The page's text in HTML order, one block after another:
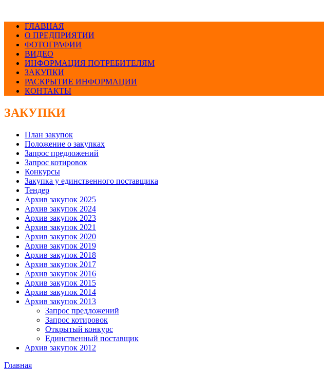
ГЛАВНАЯ
О ПРЕДПРИЯТИИ
ФОТОГРАФИИ
ВИДЕО
ИНФОРМАЦИЯ ПОТРЕБИТЕЛЯМ
ЗАКУПКИ
РАСКРЫТИЕ ИНФОРМАЦИИ
КОНТАКТЫ
ЗАКУПКИ
План закупок
Положение о закупках
Запрос предложений
Запрос котировок
Конкурсы
Закупка у единственного поставщика
Тендер
Архив закупок 2025
Архив закупок 2024
Архив закупок 2023
Архив закупок 2021
Архив закупок 2020
Архив закупок 2019
Архив закупок 2018
Архив закупок 2017
Архив закупок 2016
Архив закупок 2015
Архив закупок 2014
Архив закупок 2013
Запрос предложений
Запрос котировок
Открытый конкурс
Единственный поставщик
Архив закупок 2012
Главная